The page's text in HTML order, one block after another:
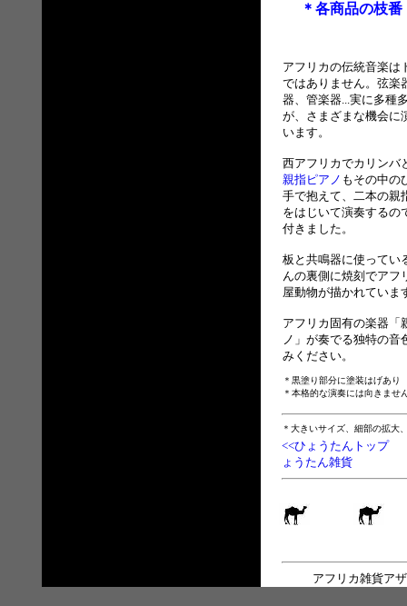
＊各商品の枝
アフリカの伝統音楽は
ではありません。弦楽
器、管楽器...実に多種
が、さまざまな機会に
います。
西アフリカでカリンバ
親指ピアノ もその中の
手で抱えて、二本の親
をはじいて演奏するの
付きました。
板と共鳴器に使ってい
んの裏側に焼刻でアフ
屋動物が描かれていま
アフリカ固有の楽器「
ノ」が奏でる独特の音
みください。
＊黒塗り部分に塗装はげあり
＊本格的な演奏には向きませ
＊大きいサイズ、細部の拡大
<<ひょうたんトップ
ょうたん雑貨
アフリカ雑貨ア